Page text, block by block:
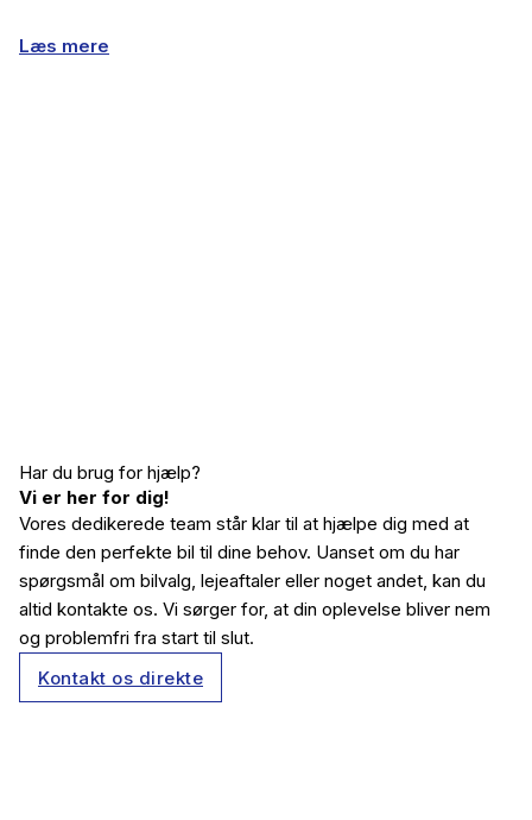
Læs mere
Har du brug for hjælp?
Vi er her for dig!
Vores dedikerede team står klar til at hjælpe dig med at
finde den perfekte bil til dine behov. Uanset om du har
spørgsmål om bilvalg, lejeaftaler eller noget andet, kan du
altid kontakte os. Vi sørger for, at din oplevelse bliver nem
og problemfri fra start til slut.
Kontakt os direkte